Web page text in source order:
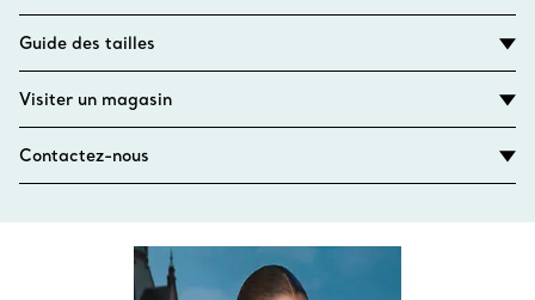
Guide des tailles
Visiter un magasin
Contactez-nous